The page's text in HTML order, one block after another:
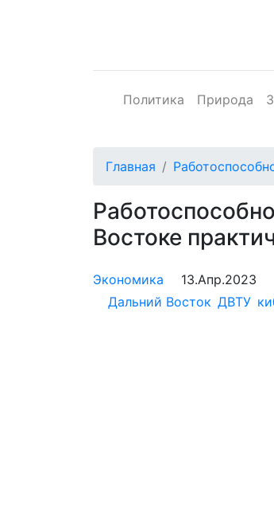
Политика Природа
Главная
Востоке
Экономика
13.Апр.2023
Дальний Восток ДВТУ